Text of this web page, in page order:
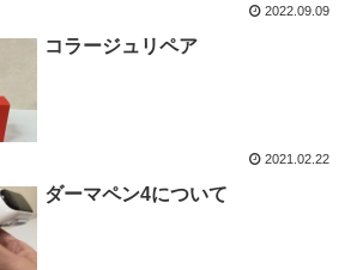
2022.09.09
コラージュリペア
2021.02.22
ダーマペン4について